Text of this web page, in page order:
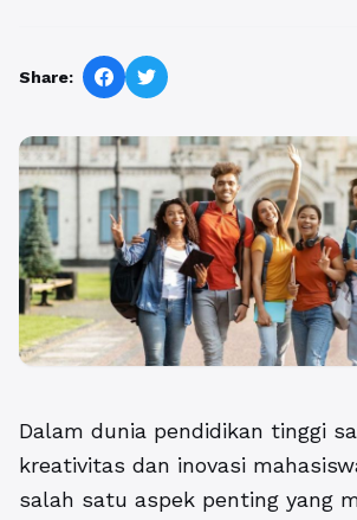
Share:
Dalam dunia pendidikan tinggi
kreativitas dan inovasi
salah satu aspek penting yang